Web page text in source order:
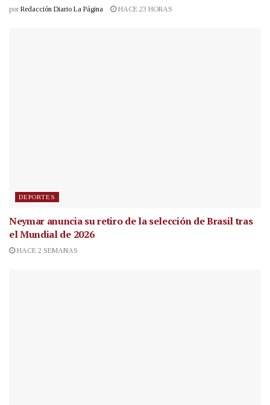
por Redacción Diario La Página HACE 23 HORAS
DEPORTES
Neymar anuncia su retiro de la selección de Brasil tras
el Mundial de 2026
HACE 2 SEMANAS